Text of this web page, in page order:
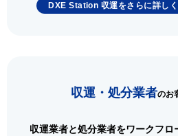
DXE Station 収運をさらに詳し
収運・処分業者のお
収運業者と処分業者をワークフロ